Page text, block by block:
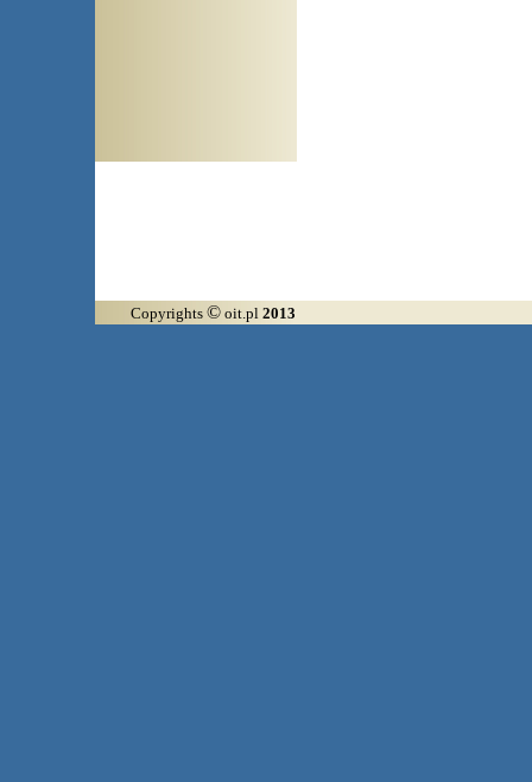
Copyrights © oit.pl 2013